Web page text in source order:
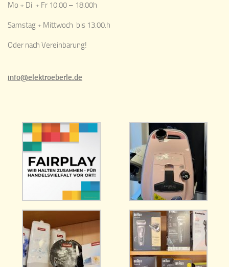
Mo + Di + Fr 10.00 – 18.00h
Samstag + Mittwoch bis 13.00.h
Oder nach Vereinbarung!
info@elektroeberle.de